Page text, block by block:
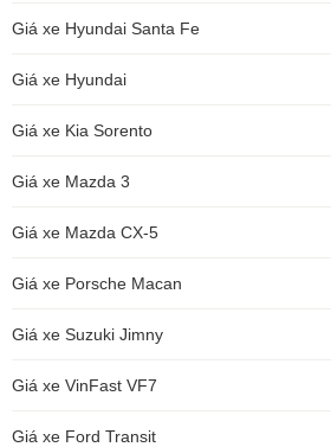
Giá xe Hyundai Santa Fe
Giá xe Hyundai
Giá xe Kia Sorento
Giá xe Mazda 3
Giá xe Mazda CX-5
Giá xe Porsche Macan
Giá xe Suzuki Jimny
Giá xe VinFast VF7
Giá xe Ford Transit